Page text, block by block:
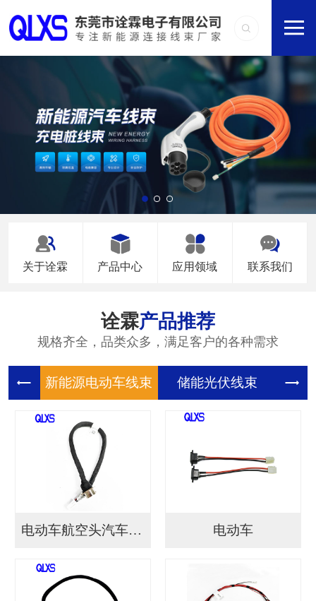
关于诠霖 产品中心 应用领域 联系我们
诠霖产品推荐
规格齐全，品类众多，满足客户的各种需求
新能源电 储能光伏
电动车航空头汽车连接... 电动车